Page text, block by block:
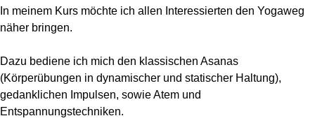
In meinem Kurs möchte ich allen Interessierten den Yogaweg
näher bringen.
Dazu bediene ich mich den klassischen Asanas
(Körperübungen in dynamischer und statischer Haltung),
gedanklichen Impulsen, sowie Atem und
Entspannungstechniken.